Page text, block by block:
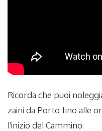
Ricorda che puoi
zaini da Porto fino alle
l'inizio del Cammino.